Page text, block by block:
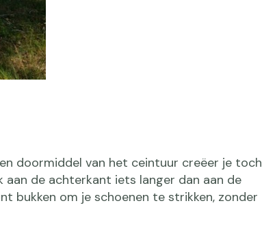
doormiddel van het ceintuur creëer je toch
aan de achterkant iets langer dan aan de
bukken om je schoenen te strikken, zonder